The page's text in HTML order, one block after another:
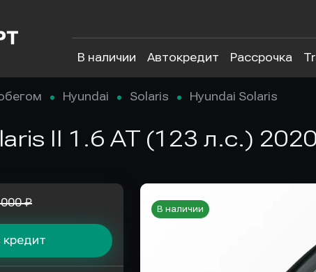
В наличии Автокредит Рассрочка
Hyundai Solaris Hyundai Solaris
II 1.6 AT (123 л.с.)
В наличии
₽
кредит